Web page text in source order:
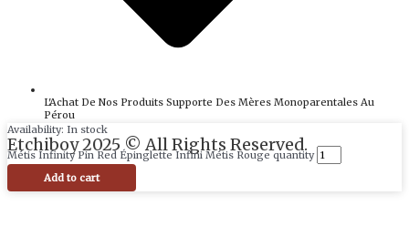
L'Achat De Nos Produits Supporte Des Mères Monoparentales Au
Pérou
Etchiboy 2025 © All Rights Reserved.
Made ByMarko Karakaš
Availability: In stock
Métis Infinity Pin Red Épinglette Infini Métis Rouge quantity
Add to cart